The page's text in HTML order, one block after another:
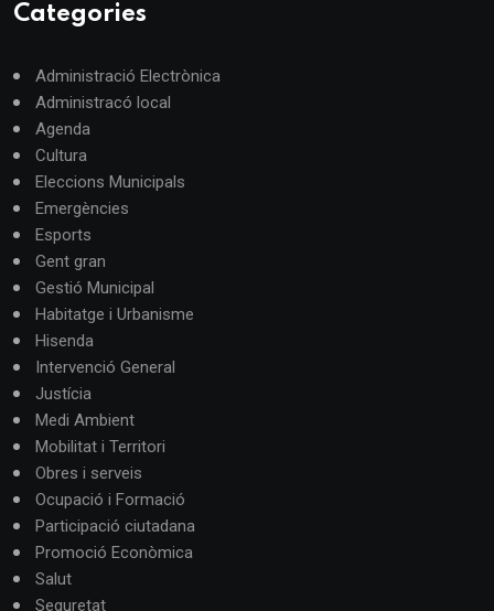
Categories
Administració Electrònica
Administracó local
Agenda
Cultura
Eleccions Municipals
Emergències
Esports
Gent gran
Gestió Municipal
Habitatge i Urbanisme
Hisenda
Intervenció General
Justícia
Medi Ambient
Mobilitat i Territori
Obres i serveis
Ocupació i Formació
Participació ciutadana
Promoció Econòmica
Salut
Seguretat